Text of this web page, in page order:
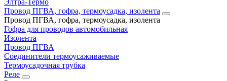
Элтра-Термо
Провод ПГВА, гофра, термоусадка, изолента
Провод ПГВА, гофра, термоусадка, изолента
Гофра для проводов автомобильная
Изолента
Провод ПГВА
Соединители термоусаживаемые
Термоусадочная трубка
Реле